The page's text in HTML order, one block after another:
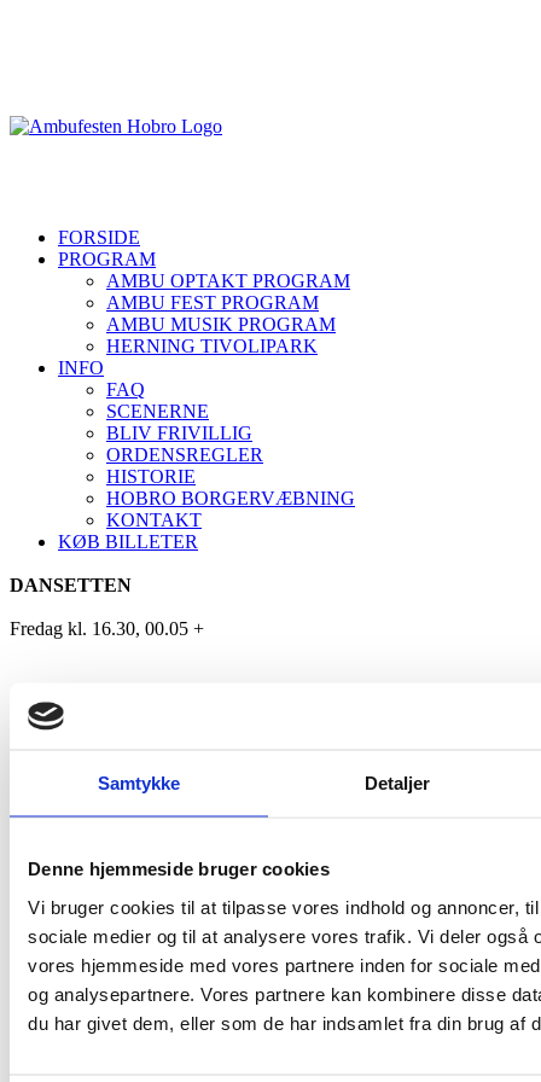
Samtykke Detaljer
Denne hjemmeside bruger cookies
Vi bruger cookies til at tilpasse vores indhold og annoncer,
sociale medier og til at analysere vores trafik. Vi deler også
vores hjemmeside med vores partnere inden for sociale
og analysepartnere. Vores partnere kan kombinere disse
du har givet dem, eller som de har indsamlet fra din brug af
FORSIDE
PROGRAM
AMBU OPTAKT PROGRAM
AMBU FEST PROGRAM
AMBU MUSIK PROGRAM
HERNING TIVOLIPARK
INFO
FAQ
SCENERNE
BLIV FRIVILLIG
ORDENSREGLER
HISTORIE
HOBRO BORGERVÆBNING
KONTAKT
KØB BILLETER
DANSETTEN
Fredag kl. 16.30, 00.05 +
DJ Hjalte Nylander
DJ Hjaltwe Nylander er et nyt
navn til AMBU festen
info@tendentz.dk2026-01-01T13:43:49+00:00
AMBUFEST 2026
27. august - 30. august 2026
AMBUparken
Hobro